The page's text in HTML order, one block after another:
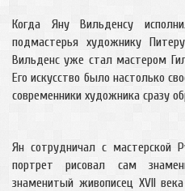
Когда Яну Вильденсу
подмастерья художнику
Вильденс уже стал мастером
Его искусство было настолько
современники художника сразу
Ян сотрудничал с мастерской
портрет рисовал сам
знаменитый живописец XVII